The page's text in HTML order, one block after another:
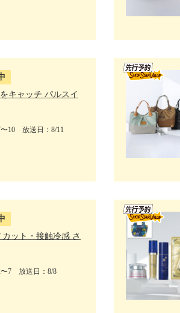
キャッチ パルスイ
〜10 放送日：8/11
ット・接触冷感 さ
〜7 放送日：8/8